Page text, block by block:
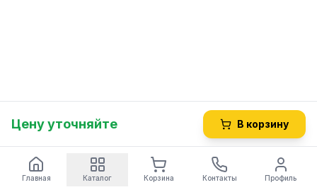
Цену уточняйте В корзину
Главная Каталог Корзина Контакты Профиль